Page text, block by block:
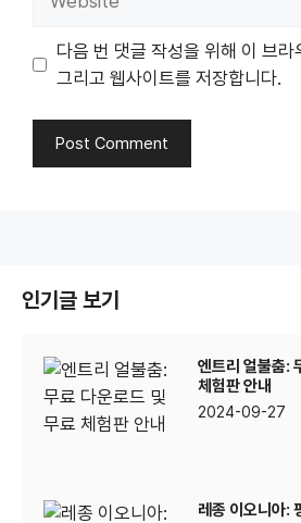
다음 번 댓글 작성을 위해 이 브라
그리고 웹사이트를 저장합니다.
인기글 보기
엔트리 얼불춤:
체험판 안내
2024-09-27
레종 이오니아: